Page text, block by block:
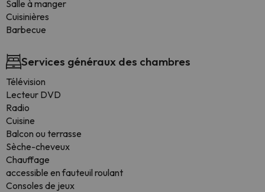
Salle à manger
Cuisinières
Barbecue
Services généraux des chambres
Télévision
Lecteur DVD
Radio
Cuisine
Balcon ou terrasse
Sèche-cheveux
Chauffage
accessible en fauteuil roulant
Consoles de jeux